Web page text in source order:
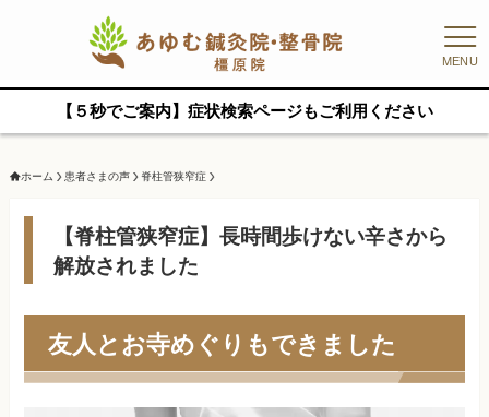
MENU
【５秒でご案内】症状検索ページもご利用ください
ホーム 患者さまの声 脊柱管狭窄症
【脊柱管狭窄症】長時間歩けない辛さから
解放されました
友人とお寺めぐりもできました